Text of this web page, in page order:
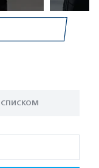
СПИСКОМ